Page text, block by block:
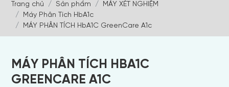
Trang chủ Sản phẩm
MÁY XÉT NGHIỆM
Máy Phân Tích HbA1c
MÁY PHÂN TÍCH HbA1C GreenCare A1c
MÁY PHÂN TÍCH HBA1C
GREENCARE A1C